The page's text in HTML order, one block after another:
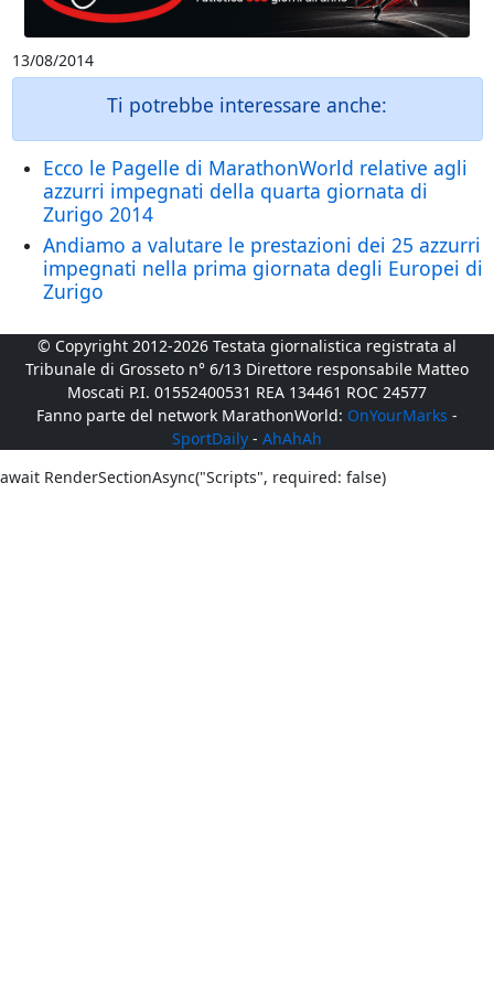
13/08/2014
Ti potrebbe interessare anche:
Ecco le Pagelle di MarathonWorld relative agli
azzurri impegnati della quarta giornata di
Zurigo 2014
Andiamo a valutare le prestazioni dei 25 azzurri
impegnati nella prima giornata degli Europei di
Zurigo
© Copyright 2012-2026 Testata giornalistica registrata al
Tribunale di Grosseto n° 6/13 Direttore responsabile Matteo
Moscati P.I. 01552400531 REA 134461 ROC 24577
Fanno parte del network MarathonWorld: OnYourMarks -
SportDaily - AhAhAh
await RenderSectionAsync("Scripts", required: false)